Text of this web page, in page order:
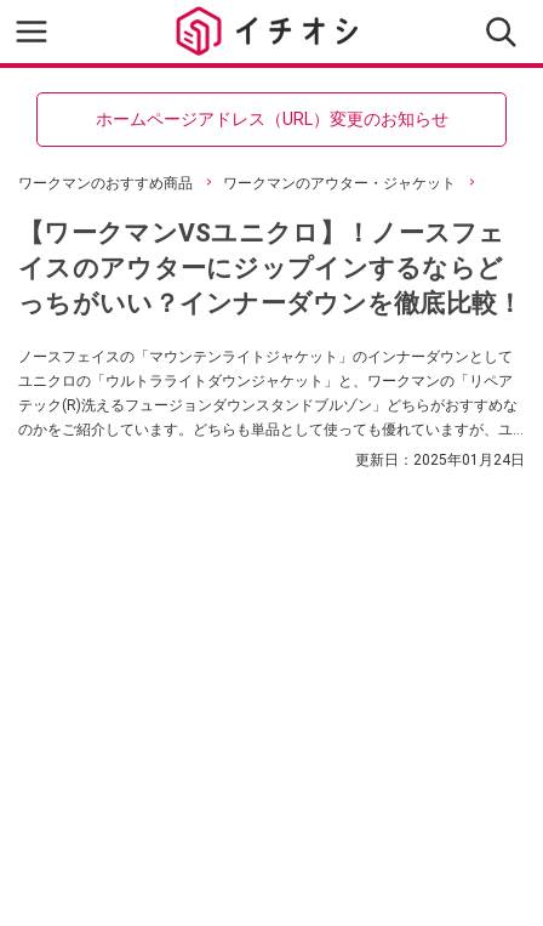
ホームページアドレス（URL）変更のお知らせ
ワークマンのおすすめ商品 ワークマンのアウター・ジャケット
【ワークマンVSユニクロ】！ノースフェ
イスのアウターにジップインするならど
っちがいい？インナーダウンを徹底比較！
ノースフェイスの「マウンテンライトジャケット」のインナーダウンとして
ユニクロの「ウルトラライトダウンジャケット」と、ワークマンの「リペア
テック(R)洗えるフュージョンダウンスタンドブルゾン」どちらがおすすめな
のかをご紹介しています。どちらも単品として使っても優れていますが、ユ
ニクロ・GUなどプチプラファッションのアイテムに詳しい「もっちTV」さん
更新日： 2025年01月24日